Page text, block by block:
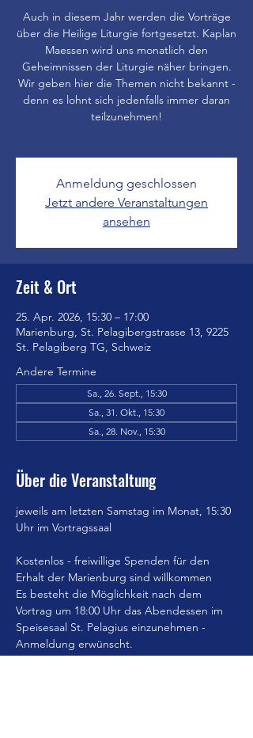
Auch in diesem Jahr werden die Vorträge
über die Heilige Liturgie fortgesetzt. Kaplan
Maessen wird uns monatlich den
Geheimnissen der Liturgie näher bringen.
Wir geben hier die Themen nicht bekannt -
denn es lohnt sich jedenfalls immer daran
teilzunehmen!
Anmeldung geschlossen
Jetzt andere Veranstaltungen
ansehen
Zeit & Ort
25. Apr. 2026, 15:30 – 17:00
Marienburg, St. Pelagibergstrasse 13, 9225
St. Pelagiberg TG, Schweiz
Andere Termine
Sa., 26. Sept., 15:30
Sa., 31. Okt., 15:30
Sa., 28. Nov., 15:30
Über die Veranstaltung
jeweils am letzten Samstag im Monat, 15:30
Uhr im Vortragssaal
Kostenlos - freiwillige Spenden für den
Erhalt der Marienburg sind willkommen
Es besteht die Möglichkeit nach dem
Vortrag um 18:00 Uhr das Abendessen im
Speisesaal St. Pelagius einzunehmen -
Anmeldung erwünscht.